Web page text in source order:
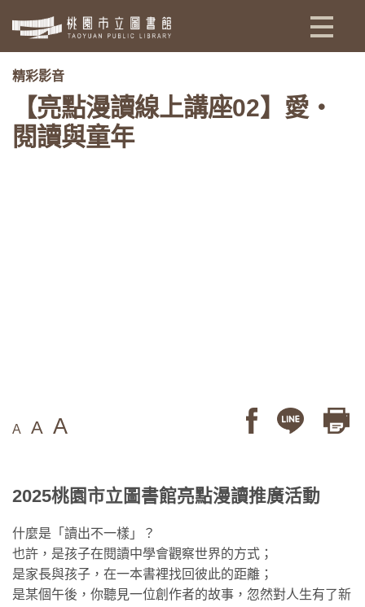
:::
精彩影音
【亮點漫讀線上講座02】愛‧
閱讀與童年
A A A
2025桃園市立圖書館亮點漫讀推廣活動
什麼是「讀出不一樣」？
也許，是孩子在閱讀中學會觀察世界的方式；
是家長與孩子，在一本書裡找回彼此的距離；
是某個午後，你聽見一位創作者的故事，忽然對人生有了新